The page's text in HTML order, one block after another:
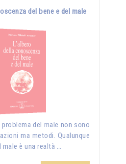
del bene e del male
del male non sono
ma metodi. Qualunque
è una realtà …